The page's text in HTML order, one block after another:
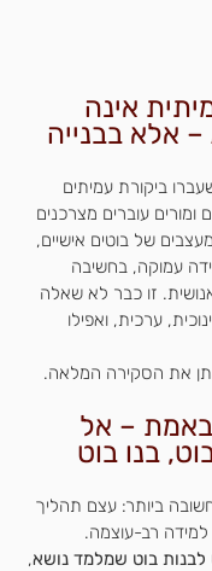
אינה
בשימוש ב-AI – אלא בבנייה
שעברו ביקורת עמיתים
עוברים מצרכנים
של בוטים אישיים,
עמוקה, בחשיבה
זו כבר לא שאלה
ערכית, ואפילו
את הסקירה המלאה.
באמת – אל
בנו בוט
ביותר: עצם תהליך
למידה רב-עוצמה.
לבנות בוט שמלמד נושא,